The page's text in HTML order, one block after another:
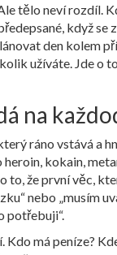
tělo neví rozdíl.
když se
den kolem
užíváte. Jde o
na
ráno vstává a
heroin, kokain,
to, že první věc,
nebo „musím
potřebuji“.
Kdo má peníze?